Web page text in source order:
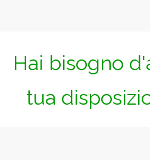
Hai bisogno
tua